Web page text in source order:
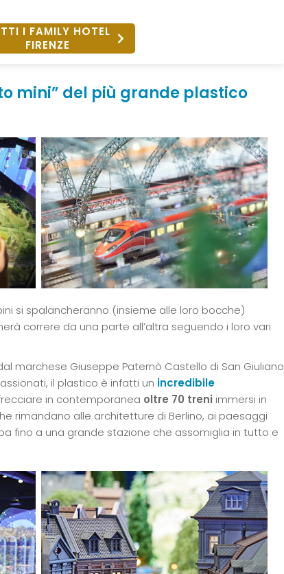
I FAMILY HOTEL
FIRENZE
mini” del più grande plastico
si spalancheranno (insieme alle loro bocche)
correre da una parte all’altra seguendo i loro vari
marchese Giuseppe Paternò Castello di San Giuliano
il plastico è infatti un incredibile
in contemporanea oltre 70 treni immersi in
rimandano alle architetture di Berlino, ai paesaggi
fino a una grande stazione che assomiglia in tutto e